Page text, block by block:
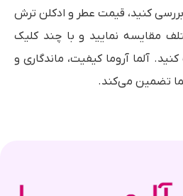
بررسی کنید، قیمت عطر و ادکلن ترش
مقایسه نمایید و با چند کلیک
آلما آروما کیفیت، ماندگاری و
تضمین می‌کند.